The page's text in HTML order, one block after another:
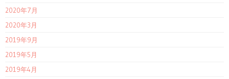
2020年7月
2020年3月
2019年9月
2019年5月
2019年4月